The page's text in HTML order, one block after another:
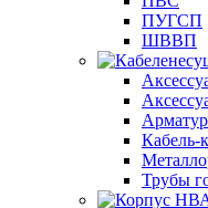
ПУГСП
ШВВП
Кабель-
Трубы